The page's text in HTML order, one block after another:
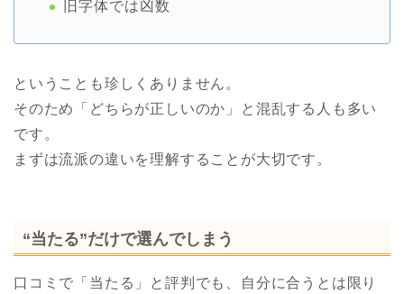
旧字体では凶数
ということも珍しくありません。
そのため「どちらが正しいのか」と混乱する人も多い
です。
まずは流派の違いを理解することが大切です。
“当たる”だけで選んでしまう
口コミで「当たる」と評判でも、自分に合うとは限り